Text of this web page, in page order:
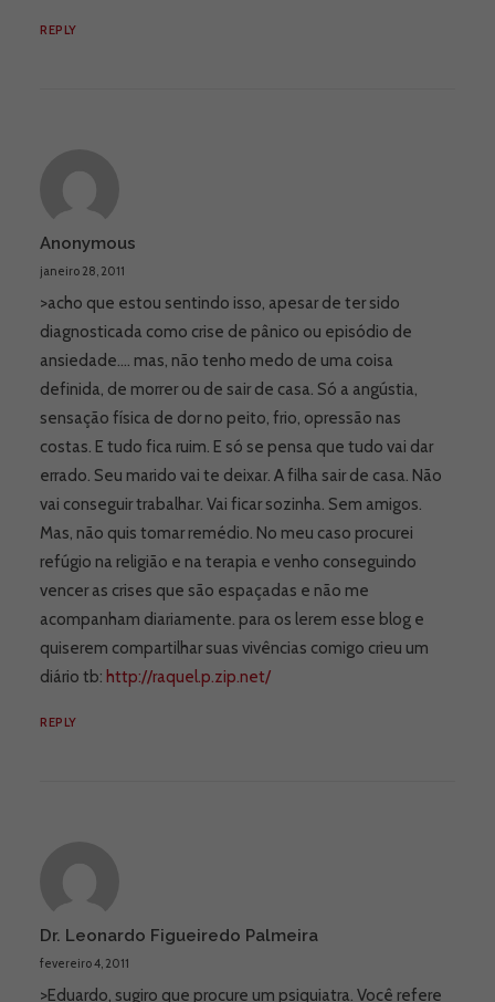
REPLY
Anonymous
janeiro 28, 2011
>acho que estou sentindo isso, apesar de ter sido
diagnosticada como crise de pânico ou episódio de
ansiedade…. mas, não tenho medo de uma coisa
definida, de morrer ou de sair de casa. Só a angústia,
sensação física de dor no peito, frio, opressão nas
costas. E tudo fica ruim. E só se pensa que tudo vai dar
errado. Seu marido vai te deixar. A filha sair de casa. Não
vai conseguir trabalhar. Vai ficar sozinha. Sem amigos.
Mas, não quis tomar remédio. No meu caso procurei
refúgio na religião e na terapia e venho conseguindo
vencer as crises que são espaçadas e não me
acompanham diariamente. para os lerem esse blog e
quiserem compartilhar suas vivências comigo crieu um
diário tb: http://raquel.p.zip.net/
REPLY
Dr. Leonardo Figueiredo Palmeira
fevereiro 4, 2011
>Eduardo, sugiro que procure um psiquiatra. Você refere